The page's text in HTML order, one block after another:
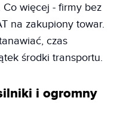
Co więcej - firmy bez
na zakupiony towar.
czas
środki transportu.
i ogromny